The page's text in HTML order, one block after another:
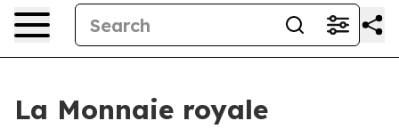
La Monnaie royale